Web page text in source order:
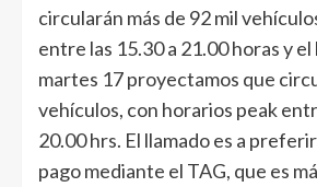
circularán más de 92 mil
entre las 15.30 a 21.00 horas y el
martes 17 proyectamos que
vehículos, con horarios peak
20.00 hrs. El llamado es a
pago mediante el TAG, que es